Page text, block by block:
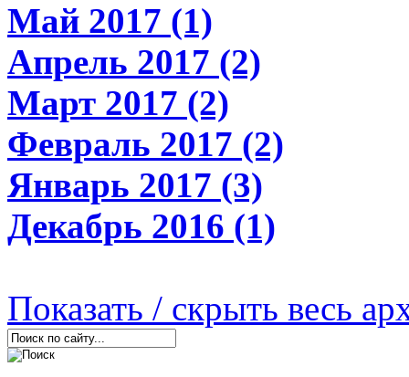
Май 2017 (1)
Апрель 2017 (2)
Март 2017 (2)
Февраль 2017 (2)
Январь 2017 (3)
Декабрь 2016 (1)
Показать / скрыть весь